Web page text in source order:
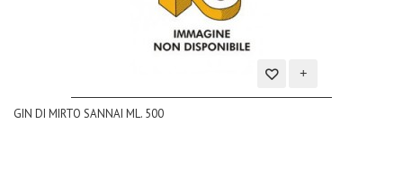
Aggiungi
GIN DI MIRTO SANNAI ML. 500